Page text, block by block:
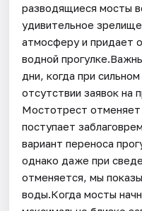
разводящиеся мосты
удивительное
атмосферу и придает
водной
дни, когда при
отсутствии заявок на
Мостотрест отменяет
поступает
вариант переноса
однако даже при
отменяется, мы
воды.Когда мосты